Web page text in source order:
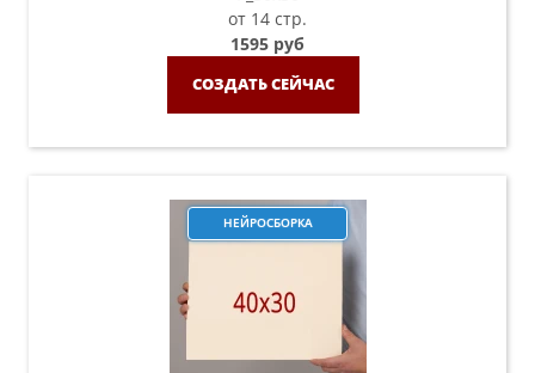
от 14 стр.
1595 руб
СОЗДАТЬ СЕЙЧАС
НЕЙРОСБОРКА